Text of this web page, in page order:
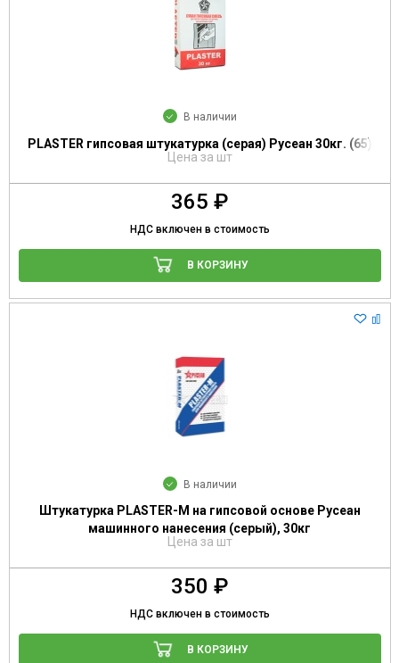
В наличии
PLASTER гипсовая штукатурка (серая) Русеан 30кг. (65)
Цена за шт
365 ₽
НДС включен в стоимость
В КОРЗИНУ
В наличии
Штукатурка PLASTER-M на гипсовой основе Русеан
машинного нанесения (серый), 30кг
Цена за шт
350 ₽
НДС включен в стоимость
В КОРЗИНУ